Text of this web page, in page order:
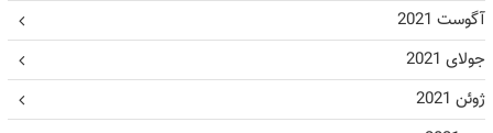
آگوست 2021
جولای 2021
ژوئن 2021